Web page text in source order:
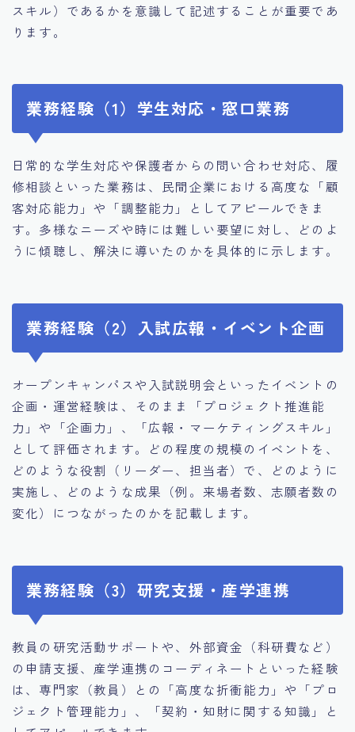
スキル）であるかを意識して記述することが重要であ
ります。
業務経験（1）学生対応・窓口業務
日常的な学生対応や保護者からの問い合わせ対応、履
修相談といった業務は、民間企業における高度な「顧
客対応能力」や「調整能力」としてアピールできま
す。多様なニーズや時には難しい要望に対し、どのよ
うに傾聴し、解決に導いたのかを具体的に示します。
業務経験（2）入試広報・イベント企画
オープンキャンパスや入試説明会といったイベントの
企画・運営経験は、そのまま「プロジェクト推進能
力」や「企画力」、「広報・マーケティングスキル」
として評価されます。どの程度の規模のイベントを、
どのような役割（リーダー、担当者）で、どのように
実施し、どのような成果（例。来場者数、志願者数の
変化）につながったのかを記載します。
業務経験（3）研究支援・産学連携
教員の研究活動サポートや、外部資金（科研費など）
の申請支援、産学連携のコーディネートといった経験
は、専門家（教員）との「高度な折衝能力」や「プロ
ジェクト管理能力」、「契約・知財に関する知識」と